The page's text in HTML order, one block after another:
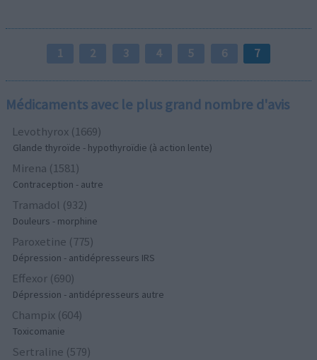
1 2 3 4 5 6 7
Médicaments avec le plus grand nombre d'avis
Levothyrox (1669)
Glande thyroïde - hypothyroïdie (à action lente)
Mirena (1581)
Contraception - autre
Tramadol (932)
Douleurs - morphine
Paroxetine (775)
Dépression - antidépresseurs IRS
Effexor (690)
Dépression - antidépresseurs autre
Champix (604)
Toxicomanie
Sertraline (579)